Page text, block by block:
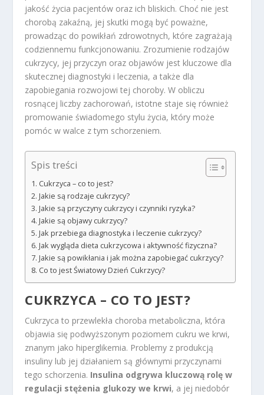
jakość życia pacjentów oraz ich bliskich. Choć nie jest
chorobą zakaźną, jej skutki mogą być poważne,
prowadząc do powikłań zdrowotnych, które zagrażają
codziennemu funkcjonowaniu. Zrozumienie rodzajów
cukrzycy, jej przyczyn oraz objawów jest kluczowe dla
skutecznej diagnostyki i leczenia, a także dla
zapobiegania rozwojowi tej choroby. W obliczu
rosnącej liczby zachorowań, istotne staje się również
promowanie świadomego stylu życia, który może
pomóc w walce z tym schorzeniem.
Spis treści
Cukrzyca – co to jest?
Jakie są rodzaje cukrzycy?
Jakie są przyczyny cukrzycy i czynniki ryzyka?
Jakie są objawy cukrzycy?
Jak przebiega diagnostyka i leczenie cukrzycy?
Jak wygląda dieta cukrzycowa i aktywność fizyczna?
Jakie są powikłania i jak można zapobiegać cukrzycy?
Co to jest Światowy Dzień Cukrzycy?
CUKRZYCA – CO TO JEST?
Cukrzyca to przewlekła choroba metaboliczna, która
objawia się podwyższonym poziomem cukru we krwi,
znanym jako hiperglikemia. Problemy z produkcją
insuliny lub jej działaniem są głównymi przyczynami
tego schorzenia. Insulina odgrywa kluczową rolę w
regulacji stężenia glukozy we krwi, a jej niedobór